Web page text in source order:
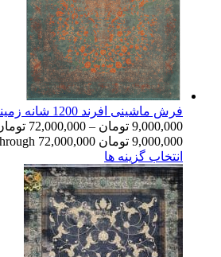
فرش ماشینی افرند 1200 شانه زمینه سبز روشن کد 121201
9,000,000 تومان –
72,000,000
9,000,000 تومان through 72,000,000 تومان
انتخاب گزینه ها